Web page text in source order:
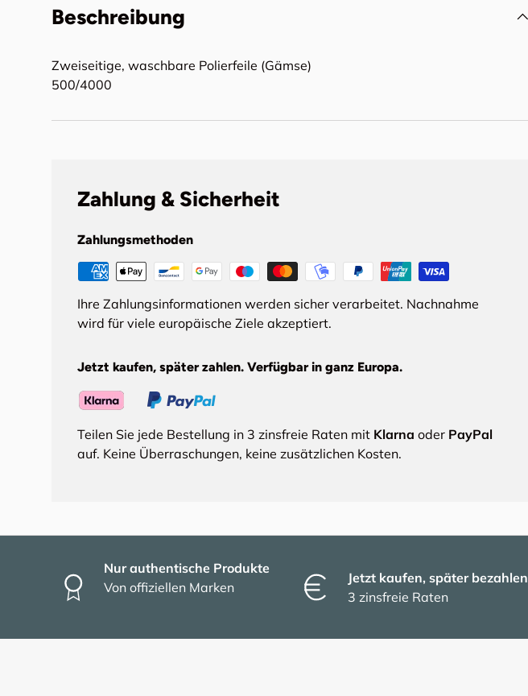
Beschreibung
Zweiseitige, waschbare Polierfeile (Gämse)
500/4000
Zahlung & Sicherheit
Zahlungsmethoden
Ihre Zahlungsinformationen werden sicher verarbeitet. Nachnahme
wird für viele europäische Ziele akzeptiert.
Jetzt kaufen, später zahlen. Verfügbar in ganz Europa.
Teilen Sie jede Bestellung in 3 zinsfreie Raten mit Klarna oder PayPal
auf. Keine Überraschungen, keine zusätzlichen Kosten.
Nur authentische Produkte
Von offiziellen Marken
Jetzt kaufen, später bezahlen
3 zinsfreie Raten